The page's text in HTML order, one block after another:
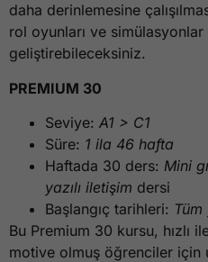
daha derinlemesine
rol oyunları ve
geliştirebileceksiniz.
PREMIUM 30
Seviye: A1 > C1
Süre: 1 ila 46 hafta
Haftada 30 ders: Mini
yazılı iletişim dersi
Başlangıç tarihleri:
Bu Premium 30 kursu, hızlı
motive olmuş öğrenciler için